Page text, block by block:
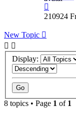
210924
New Topic
Display:
8 topics • Page 1 of 1